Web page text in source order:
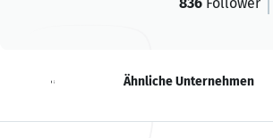
Neuigkeiten Ähnliche Unternehmen